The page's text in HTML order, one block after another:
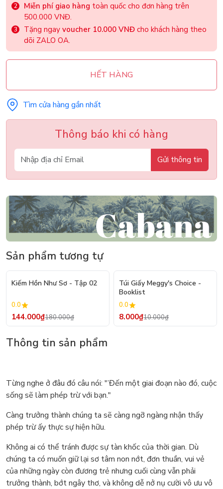
Miễn phí giao hàng toàn quốc cho đơn hàng trên
500.000 VNĐ.
Tặng ngay voucher 10.000 VNĐ cho khách hàng theo
dõi ZALO OA.
HẾT HÀNG
Tìm cửa hàng gần nhất
Thông báo khi có hàng
Gửi thông tin
Sản phẩm tương tự
- 20%
Kiếm Hồn Như Sơ - Tập 02
0.0
144.000₫180.000₫
Túi Giấy Meggy's Choice -
Booklist
0.0
8.000₫10.000₫
Thông tin sản phẩm
Từng nghe ở đâu đó câu nói: "’Đến một giai đoạn nào đó, cuộc
sống sẽ làm phép trừ với bạn."
Càng trưởng thành chúng ta sẽ càng ngỡ ngàng nhận thấy
phép trừ ấy thực sự hiện hữu.
Không ai có thể tránh được sự tàn khốc của thời gian. Dù
chúng ta có muốn giữ lại sơ tâm non nớt, đơn thuần, vui vẻ
của những ngày còn đương trẻ nhưng cuối cùng vẫn phải
trưởng thành, bớt ngây thơ, và không dễ nở nụ cười vô ưu vô